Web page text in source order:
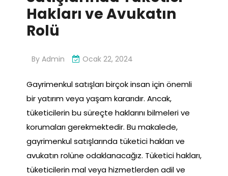
Hakları ve Avukatın
Rolü
By Admin Ocak 22, 2024
Gayrimenkul satışları birçok insan için önemli
bir yatırım veya yaşam kararıdır. Ancak,
tüketicilerin bu süreçte haklarını bilmeleri ve
korumaları gerekmektedir. Bu makalede,
gayrimenkul satışlarında tüketici hakları ve
avukatın rolüne odaklanacağız. Tüketici hakları,
tüketicilerin mal veya hizmetlerden adil ve